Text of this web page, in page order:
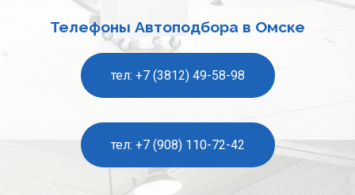
Телефоны Автоподбора в Омске
тел: +7 (3812) 49-58-98
тел: +7 (908) 110-72-42